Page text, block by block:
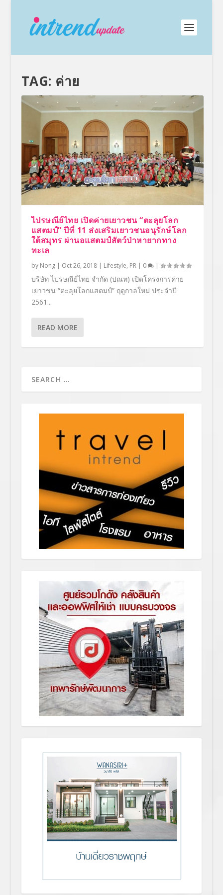
TAG: ค่าย
ไปรษณีย์ไทย เปิดค่ายเยาวชน “ตะลุยโลก
แสตมป์” ปีที่ 11 ส่งเสริมเยาวชนอนุรักษ์โลก
ใต้สมุทร ผ่านอแสตมป์สัตว์ป่าหายากทาง
ทะเล
by Nong| Oct 26, 2018| Lifestyle, PR| 0 |
บริษัท ไปรษณีย์ไทย จำกัด (ปณท) เปิดโครงการค่าย
เยาวชน “ตะลุยโลกแสตมป์” ฤดูกาลใหม่ ประจำปี
2561...
READ MORE